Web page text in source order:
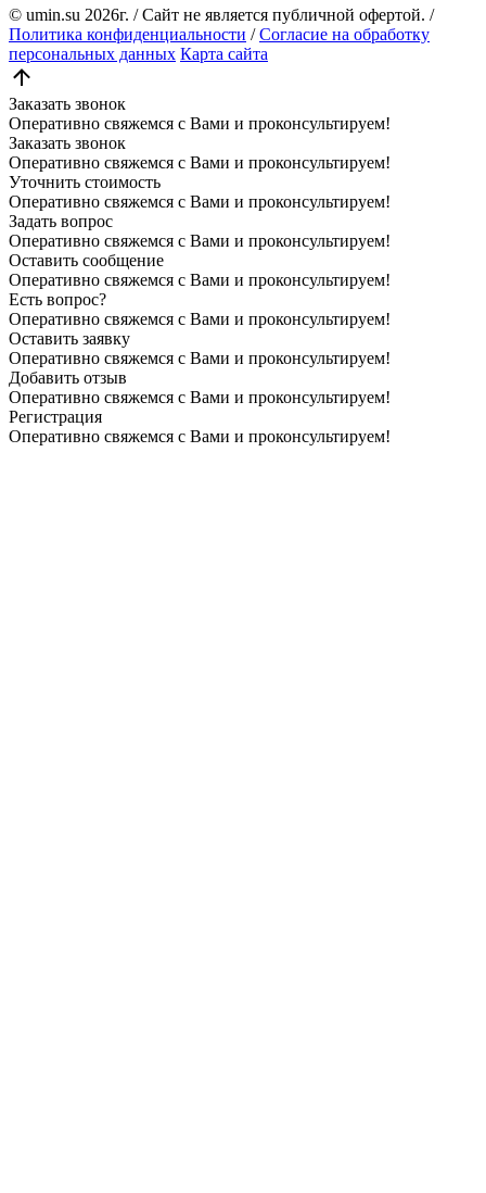
© umin.su 2026г. /Сайт не является публичной офертой. /
Политика конфиденциальности / Согласие на обработку
персональных данных Карта сайта
Заказать звонок
Оперативно свяжемся с Вами и проконсультируем!
Заказать звонок
Оперативно свяжемся с Вами и проконсультируем!
Уточнить стоимость
Оперативно свяжемся с Вами и проконсультируем!
Задать вопрос
Оперативно свяжемся с Вами и проконсультируем!
Оставить сообщение
Оперативно свяжемся с Вами и проконсультируем!
Есть вопрос?
Оперативно свяжемся с Вами и проконсультируем!
Оставить заявку
Оперативно свяжемся с Вами и проконсультируем!
Добавить отзыв
Оперативно свяжемся с Вами и проконсультируем!
Регистрация
Оперативно свяжемся с Вами и проконсультируем!